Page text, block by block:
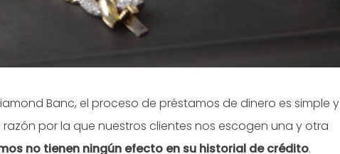
Banc, el proceso de préstamos de dinero es simple y
por la que nuestros clientes nos escogen una y otra
no tienen ningún efecto en su historial de crédito.